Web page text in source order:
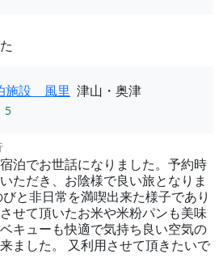
施設 風里 津山・奥津
泊でお世話になりました。予約時
ただき、お陰様で良い旅となりま
と非日常を満喫出来た様子であり
せて頂いたお米や米粉パンも美味
キューも快適で気持ち良い空気の
ました。 又利用させて頂きたいで